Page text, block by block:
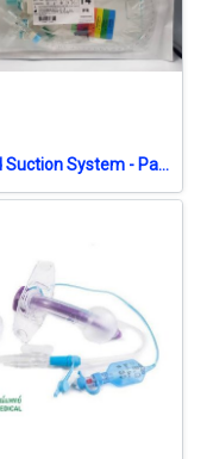
Closed Suction System - Pacific Health No.14 สายดูดเสมหะระบบปิด (exp 12-2026)